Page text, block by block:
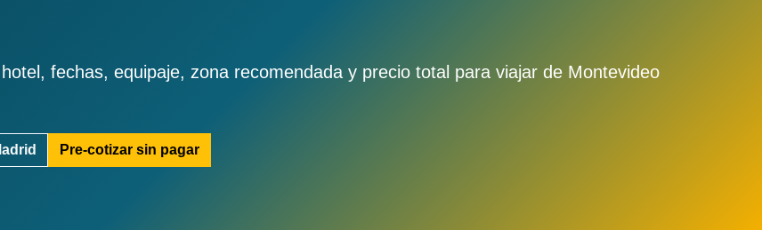
fechas, equipaje, zona recomendada y precio total para viajar de Montevideo
Pre-cotizar sin pagar